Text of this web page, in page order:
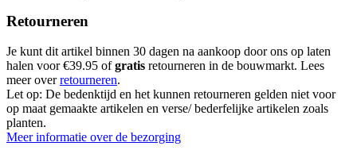
Retourneren
Je kunt dit artikel binnen 30 dagen na aankoop door ons op laten
halen voor €39.95 ofgratis retourneren in de bouwmarkt. Lees
meer overretourneren.
Let op: De bedenktijd en het kunnen retourneren gelden niet voor
op maat gemaakte artikelen en verse/ bederfelijke artikelen zoals
planten.
Meer informatie over de bezorging